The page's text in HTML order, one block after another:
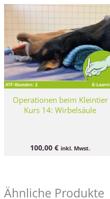
Operationen beim Kleintier
Kurs 14: Wirbelsäule
100,00€ inkl. Mwst.
Ähnliche Produkte